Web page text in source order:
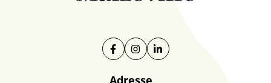
Facebook
(ouverture dans un nouvel onglet)
Instagram
(ouverture dans un nouvel
Linkedin
(ouverture dans un
Adresse